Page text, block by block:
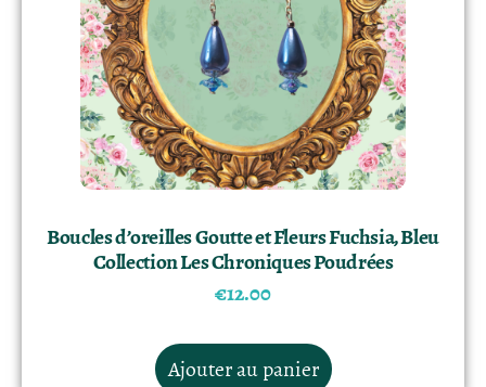
Boucles d’oreilles Goutte et Fleurs Fuchsia, Bleu
Collection Les Chroniques Poudrées
€12.00
Ajouter au panier